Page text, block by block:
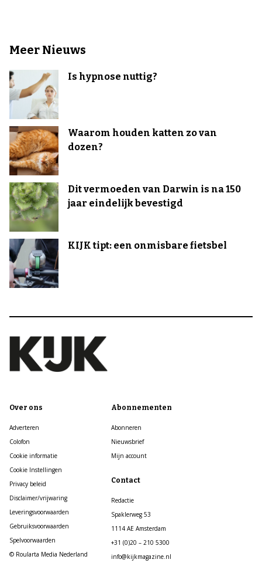
Meer Nieuws
Is hypnose nuttig?
Waarom houden katten zo van
dozen?
Dit vermoeden van Darwin is na 150
jaar eindelijk bevestigd
KIJK tipt: een onmisbare fietsbel
Over ons
Adverteren
Colofon
Cookie informatie
Cookie Instellingen
Privacy beleid
Disclaimer/vrijwaring
Leveringsvoorwaarden
Gebruiksvoorwaarden
Spelvoorwaarden
© Roularta Media Nederland
Abonnementen
Abonneren
Nieuwsbrief
Mijn account
Contact
Redactie
Spaklerweg 53
1114 AE Amsterdam
+31 (0)20 – 210 5300
info@kijkmagazine.nl